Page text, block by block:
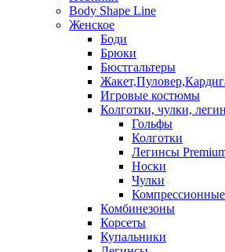
Body Shape Line
Женское
Боди
Брюки
Бюстгальтеры
Игровые костюмы
Колготки, чулки,
Гольфы
Колготки
Легинсы
Носки
Чулки
Комбинезоны
Корсеты
Купальники